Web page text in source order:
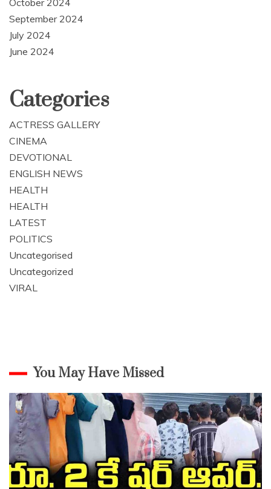
September 2024
July 2024
June 2024
Categories
ACTRESS GALLERY
CINEMA
DEVOTIONAL
ENGLISH NEWS
HEALTH
HEALTH
LATEST
POLITICS
Uncategorised
Uncategorized
VIRAL
You May Have Missed